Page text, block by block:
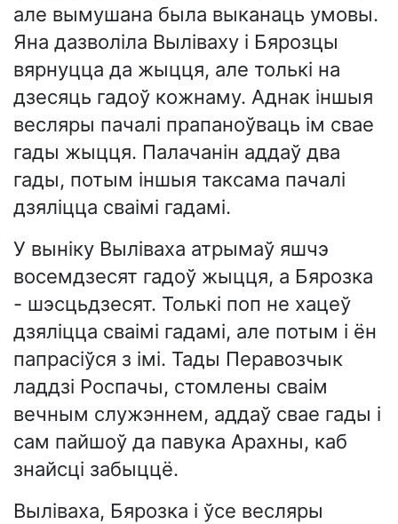
але вымушана была выканаць умовы.
Яна дазволіла Выліваху і Бярозцы
вярнуцца да жыцця, але толькі на
дзесяць гадоў кожнаму. Аднак іншыя
весляры пачалі прапаноўваць ім свае
гады жыцця. Палачанін аддаў два
гады, потым іншыя таксама пачалі
дзяліцца сваімі гадамі.
У выніку Выліваха атрымаў яшчэ
восемдзесят гадоў жыцця, а Бярозка
- шэсцьдзесят. Толькі поп не хацеў
дзяліцца сваімі гадамі, але потым і ён
папрасіўся з імі. Тады Перавозчык
ладдзі Роспачы, стомлены сваім
вечным служэннем, аддаў свае гады і
сам пайшоў да павука Арахны, каб
знайсці забыццё.
Выліваха, Бярозка і ўсе весляры